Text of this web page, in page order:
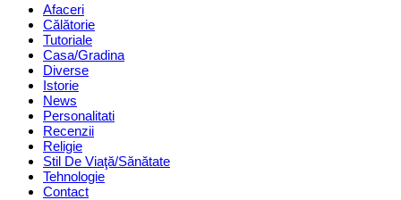
Menu Afaceri
Călătorie
Tutoriale
Casa/Gradina
Diverse
Istorie
News
Personalitati
Recenzii
Religie
Stil De Viaţă/Sănătate
Tehnologie
Contact